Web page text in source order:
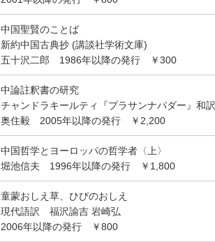
中国聖賢のことば
新約中国古典抄 (講談社学術文庫)
五十沢二郎 1986年以降の発行 ￥300
中論註釈書の研究
チャンドラキールティ『プラサンナパダー』和訳
奥住毅 2005年以降の発行 ￥2,200
中国哲学とヨーロッパの哲学者〈上〉
堀池信夫 1996年以降の発行 ￥1,800
童蒙おしえ草、ひびのおしえ
現代語訳 福沢諭吉 岩崎弘
2006年以降の発行 ￥800